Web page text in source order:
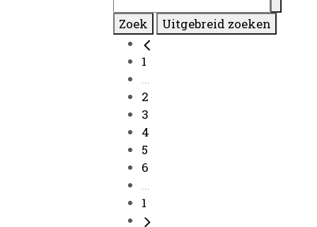
Zoek Uitgebreid zoeken
1
...
2
3
4
5
6
...
1